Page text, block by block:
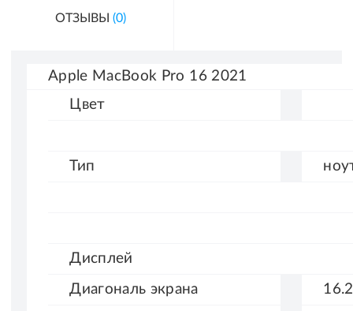
ОТЗЫВЫ (0)
Apple MacBook Pro 16 2021
Цвет
Тип
Дисплей
Диагональ экрана